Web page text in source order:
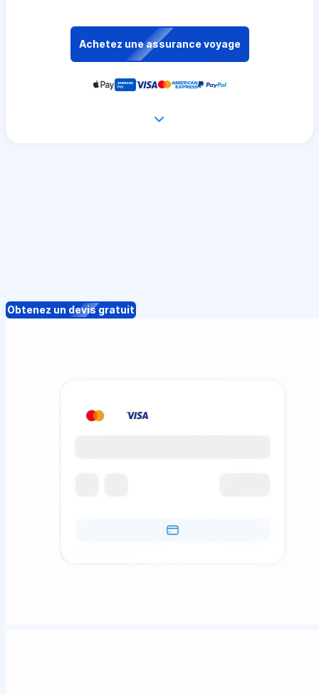
Achetez une assurance voyage
Obtenez un devis gratuit